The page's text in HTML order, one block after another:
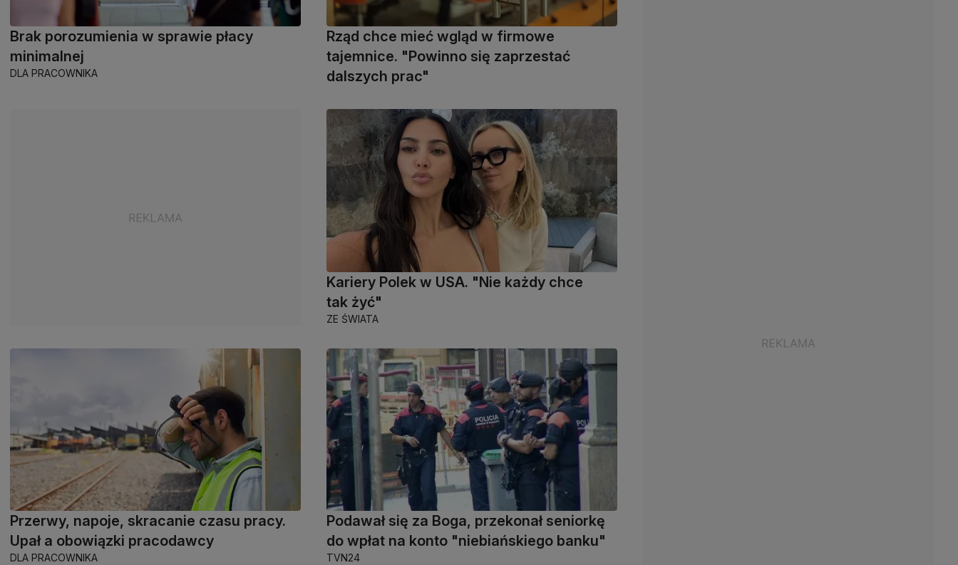
Brak porozumienia w sprawie płacy
minimalnej
DLA PRACOWNIKA
Rząd chce mieć wgląd w firmowe
tajemnice. "Powinno się zaprzestać
dalszych prac"
Kariery Polek w USA. "Nie każdy chce
tak żyć"
ZE ŚWIATA
Przerwy, napoje, skracanie czasu pracy.
Upał a obowiązki pracodawcy
DLA PRACOWNIKA
Podawał się za Boga, przekonał seniorkę
do wpłat na konto "niebiańskiego banku"
TVN24